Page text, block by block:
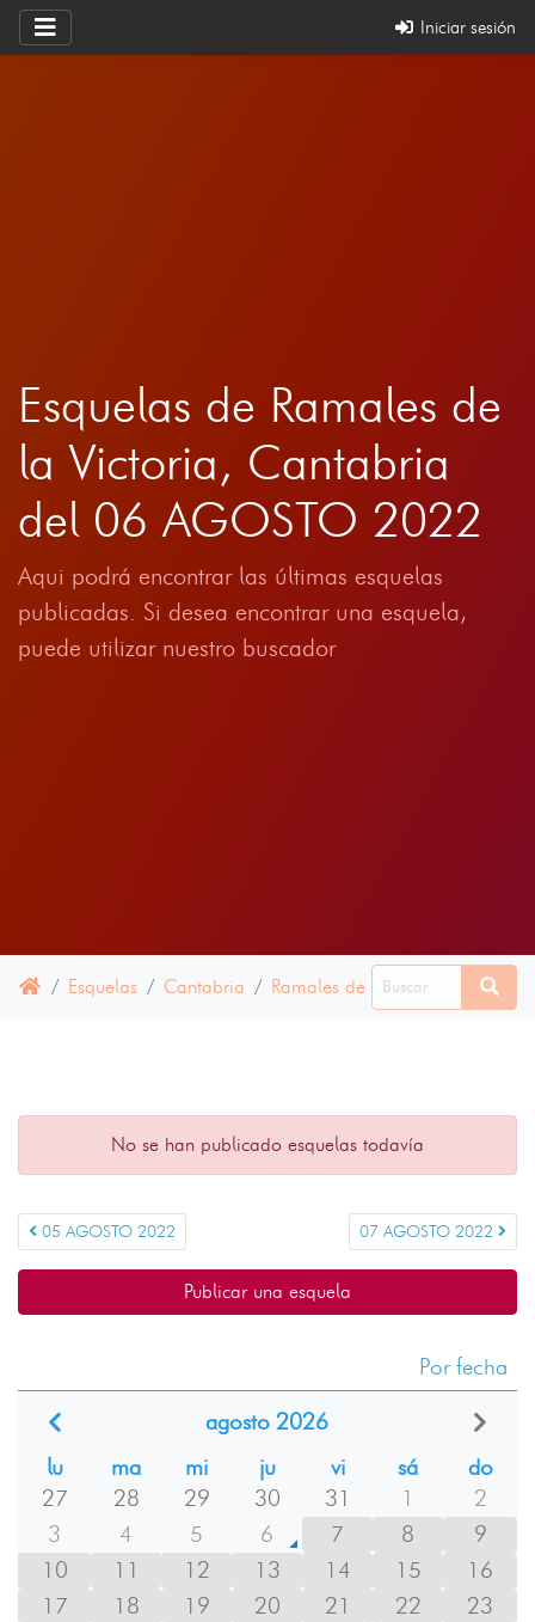
Iniciar sesión
Esquelas de Ramales de
la Victoria, Cantabria
del 06 AGOSTO 2022
Aqui podrá encontrar las últimas esquelas
publicadas. Si desea encontrar una esquela,
puede utilizar nuestro buscador
Esquelas Cantabria Ramales de la Victoria 06
No se han publicado esquelas todavía
05 AGOSTO 2022 07 AGOSTO 2022
Publicar una esquela
Por fecha
agosto 2026
lu
ma mi ju vi sá
do
27
28 29 30 31 1
2
3
4 5 6 7 8
9
10
11 12 13 14 15
16
17
18 19 20 21 22
23